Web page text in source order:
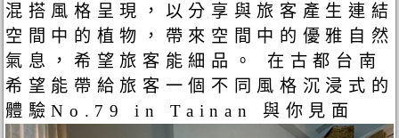
混搭風格呈現，以分享與旅客產生連結
空間中的植物，帶來空間中的優雅自然
氣息，希望旅客能細品。 在古都台南
希望能帶給旅客一個不同風格沉浸式的
體驗No.79 in Tainan 與你見面